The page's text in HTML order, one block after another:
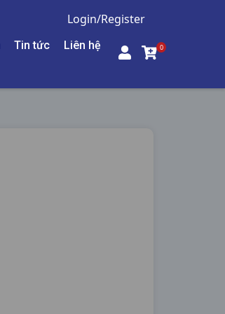
Login/Register
Tin tức Liên hệ 0